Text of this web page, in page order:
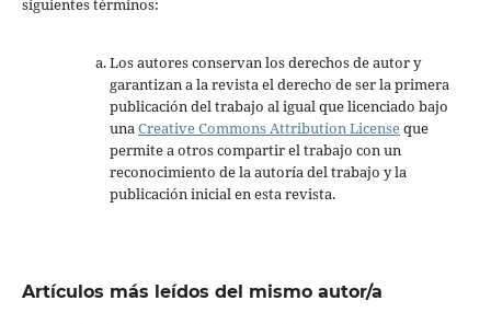
siguientes términos:
Los autores conservan los derechos de autor y
garantizan a la revista el derecho de ser la primera
publicación del trabajo al igual que licenciado bajo
unaCreative Commons Attribution Licenseque
permite a otros compartir el trabajo con un
reconocimiento de la autoría del trabajo y la
publicación inicial en esta revista.
Artículos más leídos del mismo autor/a